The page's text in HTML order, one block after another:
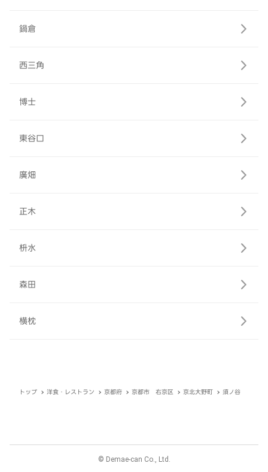
鍋倉
西三角
博士
東谷口
廣畑
正木
枡水
森田
横枕
トップ 洋食・レストラン 京都府 京都市 右京区 京北大野町 須ノ谷
© Demae-can Co., Ltd.